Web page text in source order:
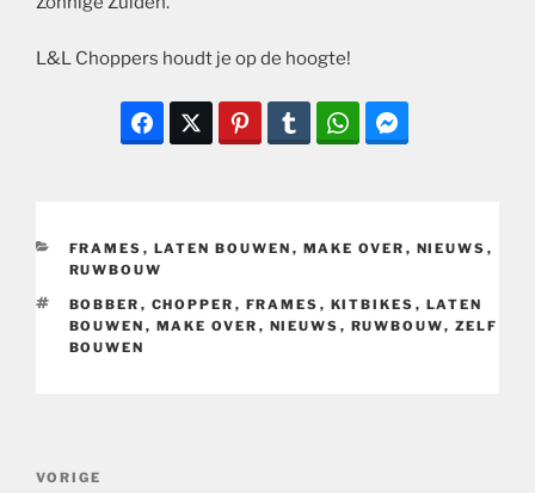
L&L Choppers houdt je op de hoogte!
CATEGORIEËN
FRAMES , LATEN BOUWEN , MAKE OVER , NIEUWS ,
RUWBOUW
TAGS
BOBBER , CHOPPER , FRAMES , KITBIKES , LATEN
BOUWEN , MAKE OVER , NIEUWS , RUWBOUW, ZELF
BOUWEN
Bericht
Vorig
VORIGE